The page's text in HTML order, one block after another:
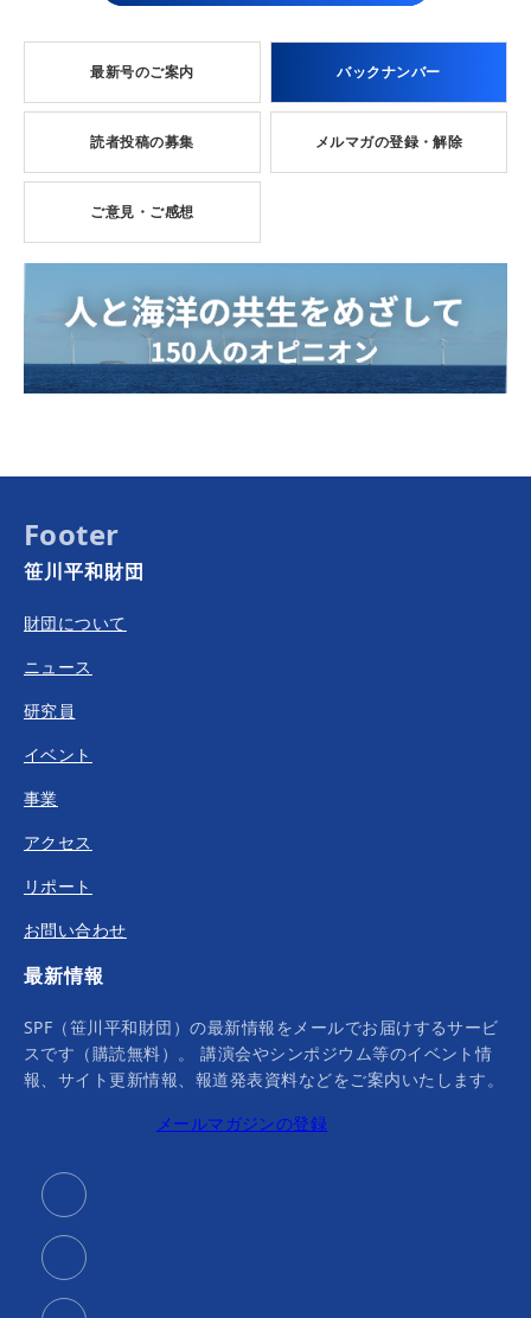
最新号のご案内 バックナンバー
読者投稿の募集 メルマガの登録・解除
ご意見・ご感想
Footer
笹川平和財団
財団について
ニュース
研究員
イベント
事業
アクセス
リポート
お問い合わせ
最新情報
SPF（笹川平和財団）の最新情報をメールでお届けするサービ
スです（購読無料）。 講演会やシンポジウム等のイベント情
報、サイト更新情報、報道発表資料などをご案内いたします。
メールマガジンの登録